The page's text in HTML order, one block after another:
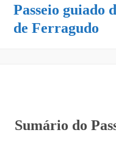
Passeio guiado
de Ferragudo
Sumário do